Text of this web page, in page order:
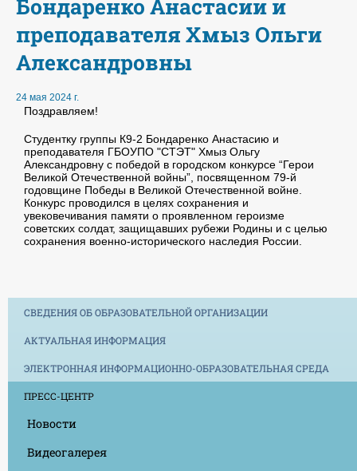
Бондаренко Анастасии и
преподавателя Хмыз Ольги
Александровны
24 мая 2024 г.
Поздравляем!
Студентку группы К9-2 Бондаренко Анастасию и
преподавателя ГБОУПО "СТЭТ" Хмыз Ольгу
Александровну с победой в городском конкурсе “Герои
Великой Отечественной войны”, посвященном 79-й
годовщине Победы в Великой Отечественной войне.
Конкурс проводился в целях сохранения и
увековечивания памяти о проявленном героизме
советских солдат, защищавших рубежи Родины и с целью
сохранения военно-исторического наследия России.
СВЕДЕНИЯ ОБ ОБРАЗОВАТЕЛЬНОЙ ОРГАНИЗАЦИИ
АКТУАЛЬНАЯ ИНФОРМАЦИЯ
ЭЛЕКТРОННАЯ ИНФОРМАЦИОННО-ОБРАЗОВАТЕЛЬНАЯ СРЕДА
ПРЕСС-ЦЕНТР
Новости
Видеогалерея